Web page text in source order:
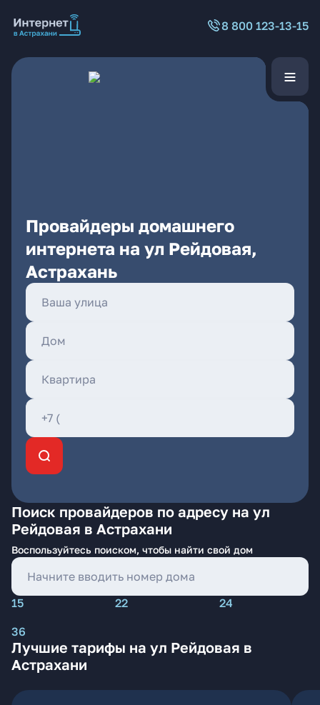
8 800 123-13-15
Провайдеры домашнего
интернета на ул Рейдовая,
Астрахань
Поиск провайдеров по адресу на ул
Рейдовая в Астрахани
Воспользуйтесь поиском, чтобы найти свой дом
15 22
24
36
Лучшие тарифы на ул Рейдовая в
Астрахани